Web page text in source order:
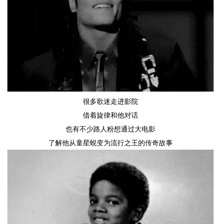
很多歌迷走进影院
借着旋律和他对话
也有不少路人粉想通过大电影
了解他从童星蜕变为流行之王的传奇故事